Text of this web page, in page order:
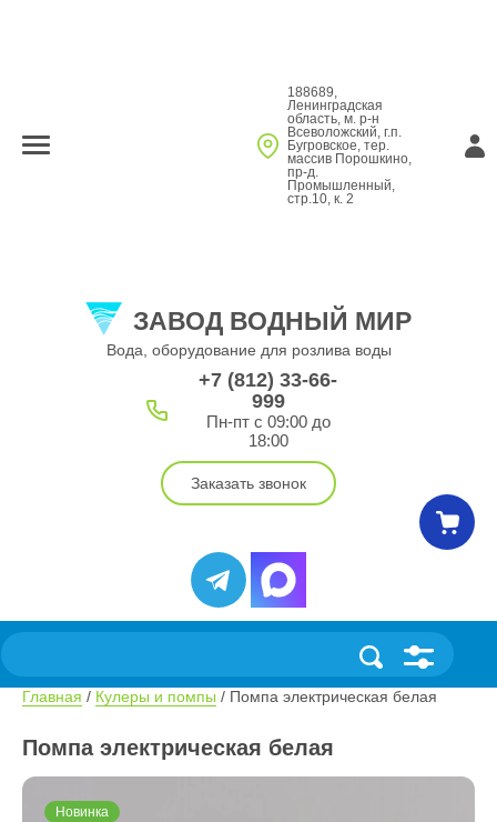
188689,
Ленинградская
область, м. р-н
Всеволожский, г.п.
Бугровское, тер.
массив Порошкино,
пр-д.
Промышленный,
стр.10, к. 2
ЗАВОД ВОДНЫЙ МИР
Вода, оборудование для розлива воды
+7 (812) 33-66-
999
Пн-пт с 09:00 до
18:00
Заказать звонок
Главная / Кулеры и помпы / Помпа электрическая белая
Помпа электрическая белая
Новинка